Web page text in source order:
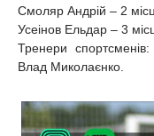
Смоляр Андрій – 2
Усеінов Ельдар – 3
Тренери
Влад Миколаєнко.